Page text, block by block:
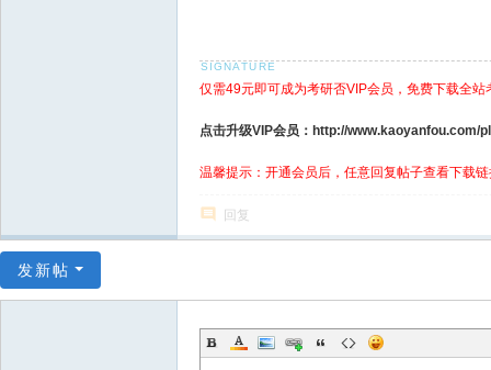
仅需49元即可成为考研否VIP会员，免费下载全站
点击升级VIP会员：http://www.kaoyanfou.com/
温馨提示：开通会员后，任意回复帖子查看下载
回复
发新帖